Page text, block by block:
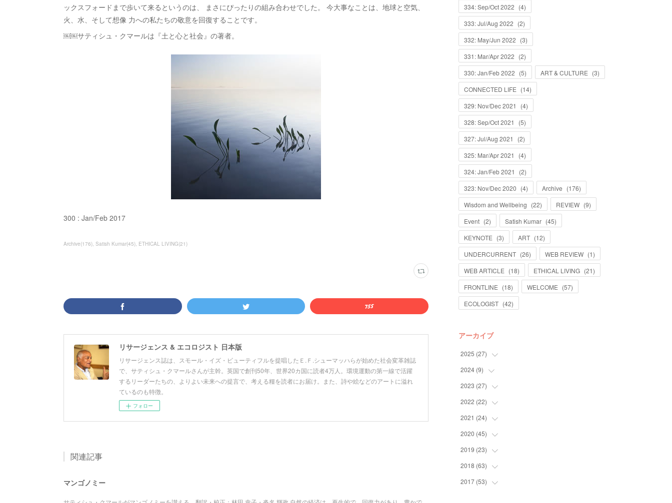
ックスフォードまで歩いて来るというのは、 まさにぴったりの組み合わせでした。 今大事なことは、地球と空気、
火、水、そして想像 力への私たちの敬意を回復することです。
￼￼サティシュ・クマールは『土と心と社会』の著者。
300 : Jan/Feb 2017
Archive(176) Satish Kumar(45) ETHICAL LIVING(21)
リサージェンス & エコロジスト 日本版
リサージェンス誌は、スモール・イズ・ビューティフルを提唱したＥ.Ｆ.シューマッハらが始めた社会変革雑誌
で、サティシュ・クマールさんが主幹。英国で創刊50年、世界20カ国に読者4万人。環境運動の第一線で活躍
するリーダーたちの、よりよい未来への提言で、考える糧を読者にお届け。また、詩や絵などのアートに溢れ
ているのも特徴。
フォロー
関連記事
マンゴノミー
334: Sep/Oct 2022 (4)
333: Jul/Aug 2022 (2)
332: May/Jun 2022 (3)
331: Mar/Apr 2022 (2)
330: Jan/Feb 2022 (5) ART & CULTURE (3)
CONNECTED LIFE (14)
329: Nov/Dec 2021
(4)
328: Sep/Oct 2021
(5)
327: Jul/Aug 2021
(2)
325: Mar/Apr 2021
(4)
324: Jan/Feb 2021
(2)
323: Nov/Dec 2020 (4) Archive (176)
Wisdom and Wellbeing (22) REVIEW (9)
Event (2) Satish Kumar (45)
KEYNOTE (3) ART (12)
UNDERCURRENT (26) WEB REVIEW (1)
WEB ARTICLE (18) ETHICAL LIVING (21)
FRONTLINE (18) WELCOME (57)
ECOLOGIST (42)
アーカイブ
2025 (27)
(
13)
(14 )
2024 (9)
(4
(5
2023 (27)
(10
)
(9
(4
(4
2022 (22)
(4
(4
(7
(2
(5
2021 (24)
(10
)
(3
(4
(5
2020 (45)
(6
(10
)
(12
)
2019 (23)
(6
(6
2018 (63)
(4
2017 (53)